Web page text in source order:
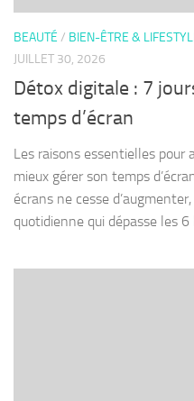
BEAUTÉ / BIEN-ÊTRE &
JUILLET 30, 2026
Détox digitale : 7
temps d’écran
Les raisons essentielles
mieux gérer son temps
écrans ne cesse
quotidienne qui dépasse les 6